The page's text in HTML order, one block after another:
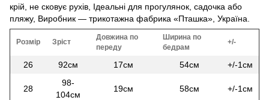
крій, не сковує рухів, Ідеальні для прогулянок, садочка або
пляжу, Виробник — трикотажна фабрика «Пташка», Україна.
Розмір Зріст
Довжина по
переду
Ширина по
бедрам
+/-
26 92см 17см 54см +/-1см
28
98-
104см
19см 58см +/-1см